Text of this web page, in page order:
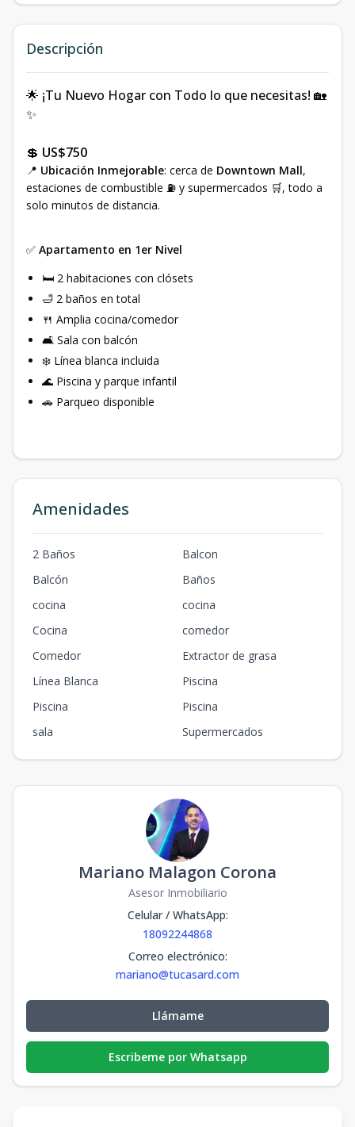
Descripción
🌟 ¡Tu Nuevo Hogar con Todo lo que necesitas! 🏡
✨
💲 US$750
📍 Ubicación Inmejorable: cerca de Downtown Mall,
estaciones de combustible ⛽ y supermercados 🛒, todo a
solo minutos de distancia.
✅ Apartamento en 1er Nivel
🛏️ 2 habitaciones con clósets
🛁 2 baños en total
🍴 Amplia cocina/comedor
🛋️ Sala con balcón
❄️ Línea blanca incluida
🌊 Piscina y parque infantil
🚗 Parqueo disponible
Amenidades
2 Baños
Balcon
Balcón
Baños
cocina
cocina
Cocina
comedor
Comedor
Extractor de grasa
Línea Blanca
Piscina
Piscina
Piscina
sala
Supermercados
Mariano Malagon Corona
Asesor Inmobiliario
Celular / WhatsApp:
18092244868
Correo electrónico:
mariano@tucasard.com
Llámame
Escribeme por Whatsapp